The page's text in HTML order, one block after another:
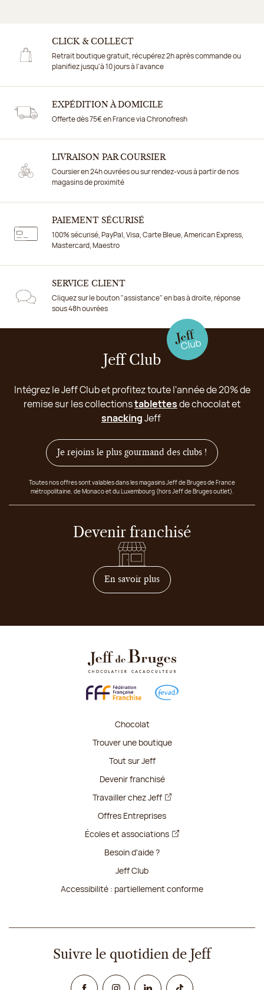
CLICK & COLLECT
Retrait boutique gratuit, récupérez 2h après commande ou
planifiez jusqu'à 10 jours à l'avance
EXPÉDITION À DOMICILE
Offerte dès 75€ en France via Chronofresh
LIVRAISON PAR COURSIER
Coursier en 24h ouvrées ou sur rendez-vous à partir de nos
magasins de proximité
PAIEMENT SÉCURISÉ
100% sécurisé, PayPal, Visa, Carte Bleue, American Express,
Mastercard, Maestro
SERVICE CLIENT
Cliquez sur le bouton "assistance" en bas à droite, réponse
sous 48h ouvrées
Jeff Club
Intégrez le Jeff Club et profitez toute l'année de 20% de
remise sur les collectionstablettesde chocolat et
snackingJeff
Je rejoins le plus gourmand des clubs !
Toutes nos offres sont valables dans les magasins Jeff de Bruges de France
métropolitaine, de Monaco et du Luxembourg (hors Jeff de Bruges outlet).
Devenir franchisé
En savoir plussur comment devenir
Chocolat
Trouver une boutique
Tout sur Jeff
Devenir franchisé
Travailler chez Jeff
Offres Entreprises
Écoles et associations
Besoin d'aide ?
Jeff Club
Accessibilité : partiellement conforme
Suivre le quotidien de Jeff